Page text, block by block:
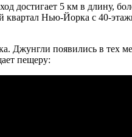
достигает 5 км в длину,
квартал Нью-Йорка с 40-
Джунгли появились в тех
пещеру: